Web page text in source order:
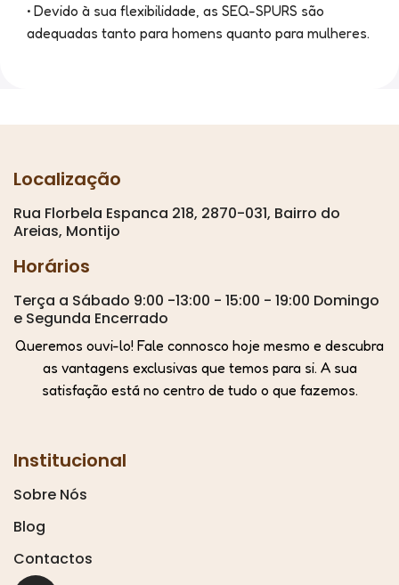
• Devido à sua flexibilidade, as SEQ-SPURS são
adequadas tanto para homens quanto para mulheres.
Localização
Rua Florbela Espanca 218, 2870-031, Bairro do
Areias, Montijo
Horários
Terça a Sábado 9:00 -13:00 - 15:00 - 19:00 Domingo
e Segunda Encerrado
Queremos ouvi-lo! Fale connosco hoje mesmo e descubra
as vantagens exclusivas que temos para si. A sua
satisfação está no centro de tudo o que fazemos.
Institucional
Sobre Nós
Blog
Contactos